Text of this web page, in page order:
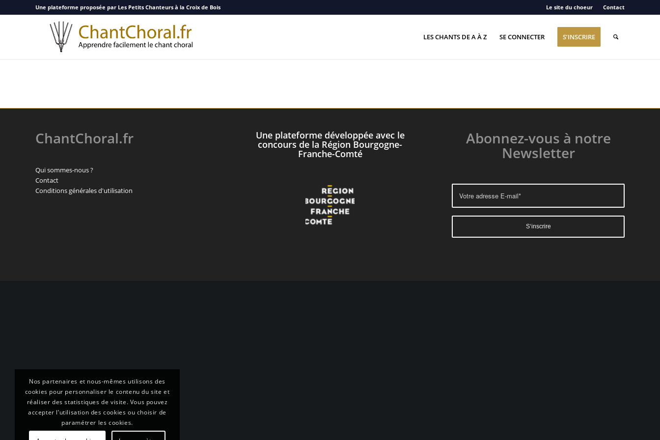
Le site du choeur Contact
Une plateforme proposée par Les Petits Chanteurs à la Croix de Bois
LES CHANTS DE A À Z SE CONNECTER S’INSCRIRE
ChantChoral.fr
Qui sommes-nous ?
Contact
Conditions générales d'utilisation
Une plateforme développée avec le
concours de la Région Bourgogne-
Franche-Comté
Abonnez-vous à notre
Newsletter
Nos partenaires et nous-mêmes utilisons des
cookies pour personnaliser le contenu du site et
réaliser des statistiques de visite. Vous pouvez
accepter l’utilisation des cookies ou choisir de
paramétrer les cookies.